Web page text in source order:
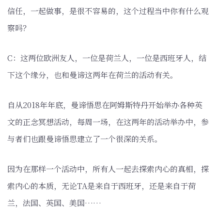
信任，一起做事，是很不容易的，这个过程当中你有什么观
察吗？
C：这两位欧洲友人，一位是荷兰人，一位是西班牙人，结
下这个缘分，也和曼谛这两年在荷兰的活动有关。
自从2018年年底，曼谛悟思在阿姆斯特丹开始举办各种英
文的正念冥想活动，每周一场，在这两年的活动举办中，参
与者们也跟曼谛悟思建立了一个很深的关系。
因为在那样一个活动中，所有人一起去探索内心的真相，探
索内心的本质，无论TA是来自于西班牙，还是来自于荷
兰，法国、英国、美国……